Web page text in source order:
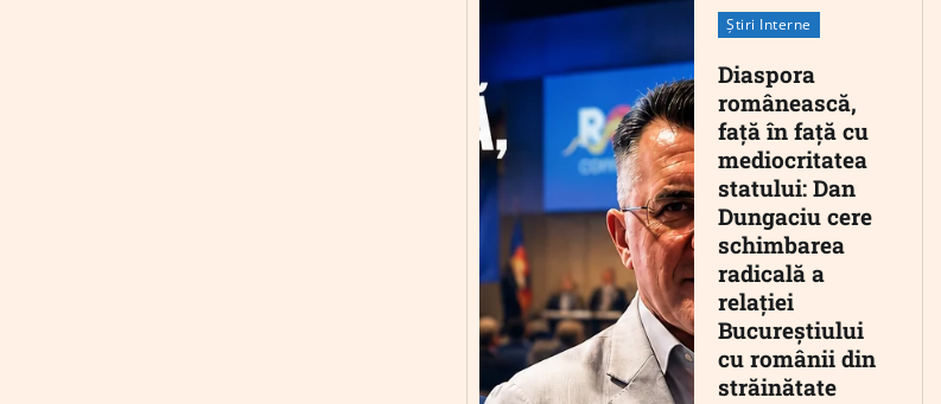
Știri Interne
Diaspora
românească,
față în față cu
mediocritatea
statului: Dan
Dungaciu cere
schimbarea
radicală a
relației
Bucureștiului
cu românii din
străinătate